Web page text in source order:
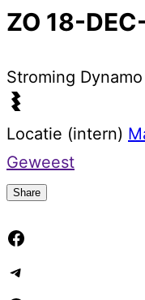
ZO 18-
Stroming
Locatie (intern)
Geweest
Share